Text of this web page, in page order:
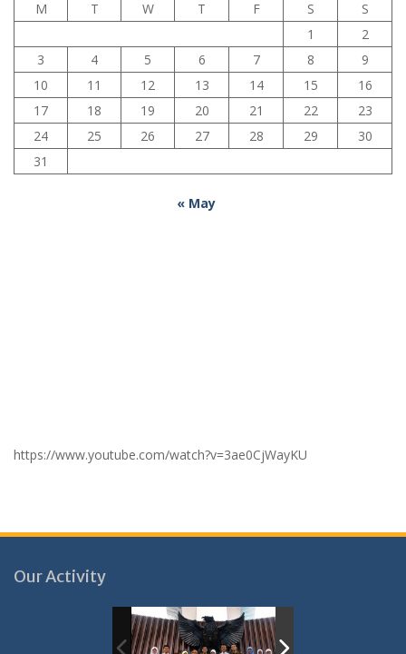
M T W T F S
S
1
2
3
4 5 6 7 8
9
10
11 12 13 14 15
16
17
18 19 20 21 22
23
24
25 26 27 28 29
30
31
« May
https://www.youtube.com/watch?v=3ae0CjWayKU
Our Activity